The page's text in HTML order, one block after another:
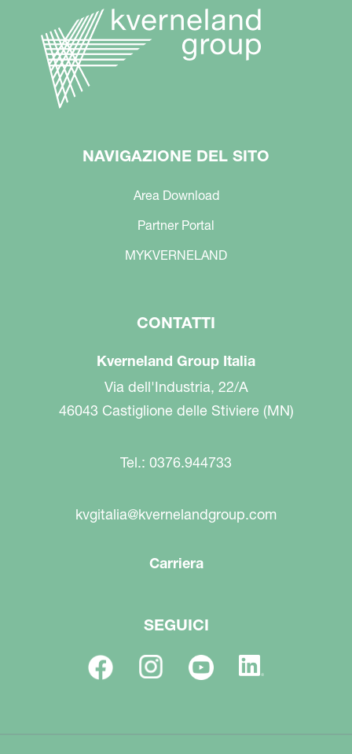
NAVIGAZIONE DEL SITO
Area Download
Partner Portal
MYKVERNELAND
CONTATTI
Kverneland Group Italia
Via dell'Industria, 22/A
46043 Castiglione delle Stiviere (MN)
Tel.: 0376.944733
kvgitalia@kvernelandgroup.com
Carriera
SEGUICI